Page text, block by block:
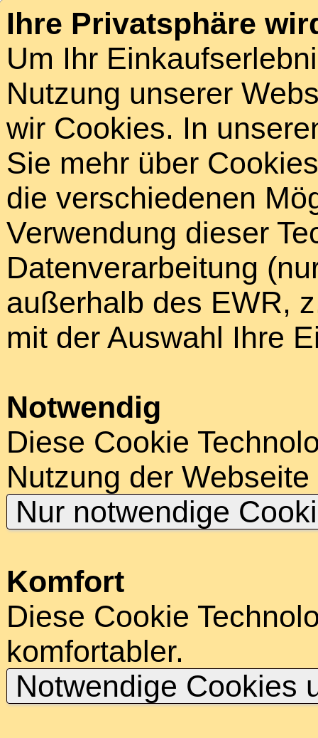
Ihre Privatsphäre
Um Ihr
Nutzung unserer
wir Cookies. In
Sie mehr über
die verschiedenen
Verwendung dieser
Datenverarbeitung
außerhalb des EWR,
mit der Auswahl Ihre
Notwendig
Diese Cookie
Nutzung der
Nur notwendige
Komfort
Diese Cookie
komfortabler.
Notwendige Cookies